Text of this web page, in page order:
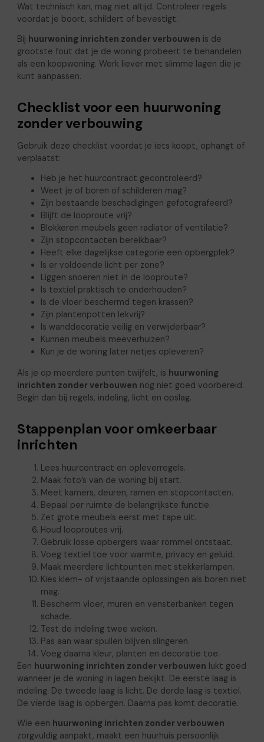
Wat technisch kan, mag niet altijd. Controleer regels
voordat je boort, schildert of bevestigt.
Bij huurwoning inrichten zonder verbouwen is de
grootste fout dat je de woning probeert te behandelen
als een koopwoning. Werk liever met slimme lagen die je
kunt aanpassen.
Checklist voor een huurwoning
zonder verbouwing
Gebruik deze checklist voordat je iets koopt, ophangt of
verplaatst:
Heb je het huurcontract gecontroleerd?
Weet je of boren of schilderen mag?
Zijn bestaande beschadigingen gefotografeerd?
Blijft de looproute vrij?
Blokkeren meubels geen radiator of ventilatie?
Zijn stopcontacten bereikbaar?
Heeft elke dagelijkse categorie een opbergplek?
Is er voldoende licht per zone?
Liggen snoeren niet in de looproute?
Is textiel praktisch te onderhouden?
Is de vloer beschermd tegen krassen?
Zijn plantenpotten lekvrij?
Is wanddecoratie veilig en verwijderbaar?
Kunnen meubels meeverhuizen?
Kun je de woning later netjes opleveren?
Als je op meerdere punten twijfelt, is huurwoning
inrichten zonder verbouwen nog niet goed voorbereid.
Begin dan bij regels, indeling, licht en opslag.
Stappenplan voor omkeerbaar
inrichten
Lees huurcontract en opleverregels.
Maak foto’s van de woning bij start.
Meet kamers, deuren, ramen en stopcontacten.
Bepaal per ruimte de belangrijkste functie.
Zet grote meubels eerst met tape uit.
Houd looproutes vrij.
Gebruik losse opbergers waar rommel ontstaat.
Voeg textiel toe voor warmte, privacy en geluid.
Maak meerdere lichtpunten met stekkerlampen.
Kies klem- of vrijstaande oplossingen als boren niet
mag.
Bescherm vloer, muren en vensterbanken tegen
schade.
Test de indeling twee weken.
Pas aan waar spullen blijven slingeren.
Voeg daarna kleur, planten en decoratie toe.
Een huurwoning inrichten zonder verbouwen lukt goed
wanneer je de woning in lagen bekijkt. De eerste laag is
indeling. De tweede laag is licht. De derde laag is textiel.
De vierde laag is opbergen. Daarna pas komt decoratie.
Wie een huurwoning inrichten zonder verbouwen
zorgvuldig aanpakt, maakt een huurhuis persoonlijk